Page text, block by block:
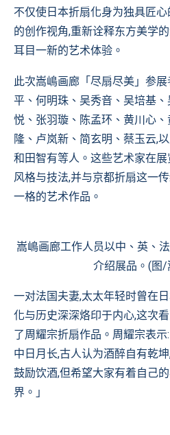
不仅使日本折扇化身为独具匠
的创作视角,重新诠释东方美学
耳目一新的艺术体验。
此次嵩嶋画廊「尽扇尽美」参
平、何明珠、吴秀音、吴培基
悦、张羽璇、陈孟环、黄川心
隆、卢岚新、简玄明、蔡玉云,
和田智有等人。这些艺术家在
风格与技法,并与京都折扇这一
一格的艺术作品。
嵩嶋画廊工作人员以中、英、
介绍展品。(图/
一对法国夫妻,太太年轻时曾在
化与历史深深烙印于内心,这次
了周耀宗折扇作品。周耀宗表
中日月长,古人认为酒醉自有乾
鼓励饮酒,但希望大家有着自己
界。」